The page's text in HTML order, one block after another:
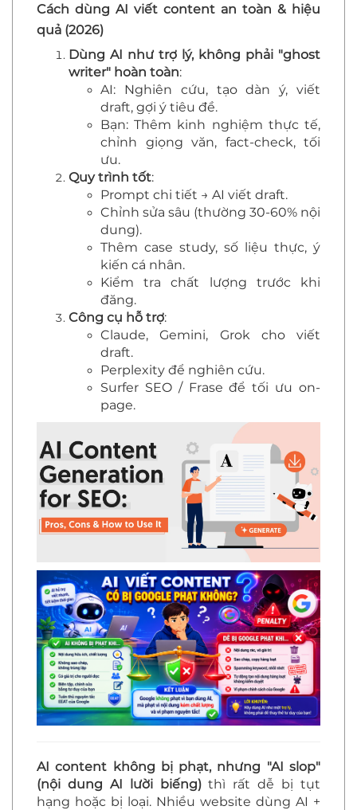
Cách dùng AI viết content an toàn & hiệu
quả (2026)
Dùng AI như trợ lý, không phải "ghost
writer" hoàn toàn:
AI: Nghiên cứu, tạo dàn ý, viết
draft, gợi ý tiêu đề.
Bạn: Thêm kinh nghiệm thực tế,
chỉnh giọng văn, fact-check, tối
ưu.
Quy trình tốt:
Prompt chi tiết → AI viết draft.
Chỉnh sửa sâu (thường 30-60% nội
dung).
Thêm case study, số liệu thực, ý
kiến cá nhân.
Kiểm tra chất lượng trước khi
đăng.
Công cụ hỗ trợ:
Claude, Gemini, Grok cho viết
draft.
Perplexity để nghiên cứu.
Surfer SEO / Frase để tối ưu on-
page.
AI content không bị phạt, nhưng "AI slop"
(nội dung AI lười biếng)thì rất dễ bị tụt
hạng hoặc bị loại. Nhiều website dùng AI +